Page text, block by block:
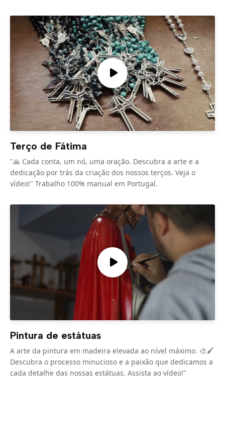
Terço de Fátima
"🙏 Cada conta, um nó, uma oração. Descubra a arte e a
dedicação por trás da criação dos nossos terços. Veja o
vídeo!" Trabalho 100% manual em Portugal.
Pintura de estátuas
A arte da pintura em madeira elevada ao nível máximo. 🎨🖌️
Descubra o processo minucioso e a paixão que dedicamos a
cada detalhe das nossas estátuas. Assista ao vídeo!"